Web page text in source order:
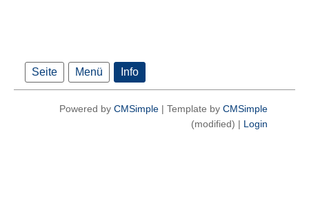
Seite Menü Info
Powered by CMSimple | Template by CMSimple
(modified) | Login